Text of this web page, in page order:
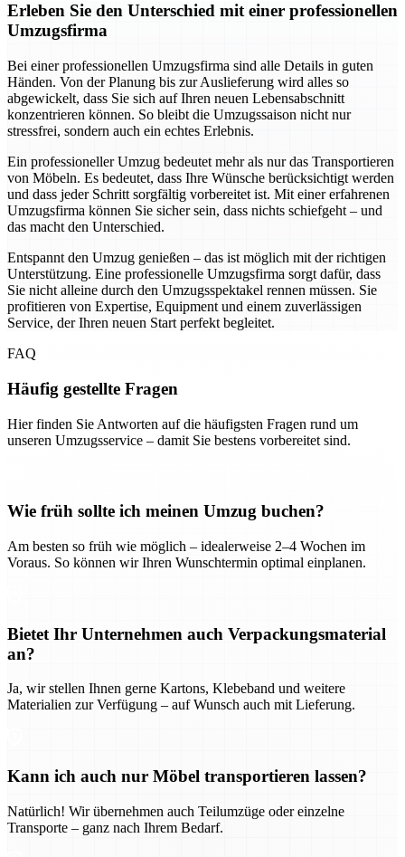
Erleben Sie den Unterschied mit einer professionellen
Umzugsfirma
Bei einer professionellen Umzugsfirma sind alle Details in guten
Händen. Von der Planung bis zur Auslieferung wird alles so
abgewickelt, dass Sie sich auf Ihren neuen Lebensabschnitt
konzentrieren können. So bleibt die Umzugssaison nicht nur
stressfrei, sondern auch ein echtes Erlebnis.
Ein professioneller Umzug bedeutet mehr als nur das Transportieren
von Möbeln. Es bedeutet, dass Ihre Wünsche berücksichtigt werden
und dass jeder Schritt sorgfältig vorbereitet ist. Mit einer erfahrenen
Umzugsfirma können Sie sicher sein, dass nichts schiefgeht – und
das macht den Unterschied.
Entspannt den Umzug genießen – das ist möglich mit der richtigen
Unterstützung. Eine professionelle Umzugsfirma sorgt dafür, dass
Sie nicht alleine durch den Umzugsspektakel rennen müssen. Sie
profitieren von Expertise, Equipment und einem zuverlässigen
Service, der Ihren neuen Start perfekt begleitet.
FAQ
Häufig gestellte Fragen
Hier finden Sie Antworten auf die häufigsten Fragen rund um
unseren Umzugsservice – damit Sie bestens vorbereitet sind.
Wie früh sollte ich meinen Umzug buchen?
Am besten so früh wie möglich – idealerweise 2–4 Wochen im
Voraus. So können wir Ihren Wunschtermin optimal einplanen.
Bietet Ihr Unternehmen auch Verpackungsmaterial
an?
Ja, wir stellen Ihnen gerne Kartons, Klebeband und weitere
Materialien zur Verfügung – auf Wunsch auch mit Lieferung.
Kann ich auch nur Möbel transportieren lassen?
Natürlich! Wir übernehmen auch Teilumzüge oder einzelne
Transporte – ganz nach Ihrem Bedarf.